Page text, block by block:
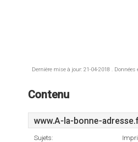
Dernière mise à jour: 21-04-2018 .
Contenu
www.A-la-bonne-
Sujets: